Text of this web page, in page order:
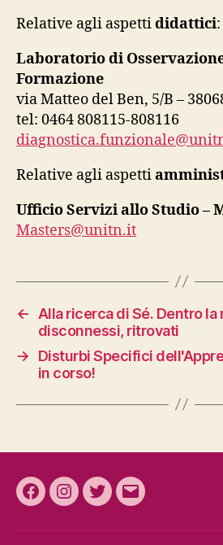
Relative agli aspettididattici:
Laboratorio di
Formazione
via Matteo del Ben, 5/B –
tel: 0464 808115-808116
Relative agli aspetti
Ufficio Servizi allo Studio –
Masters@unitn.it
←
Alla ricerca di Sé. Dentro
disconnessi, ritrovati
→
Disturbi Specifici
in corso!
FacebookInstagram
TwitterEmail